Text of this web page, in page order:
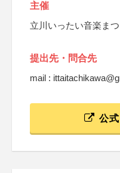
主催
立川いったい音楽ま
提出先・問合先
mail :
公